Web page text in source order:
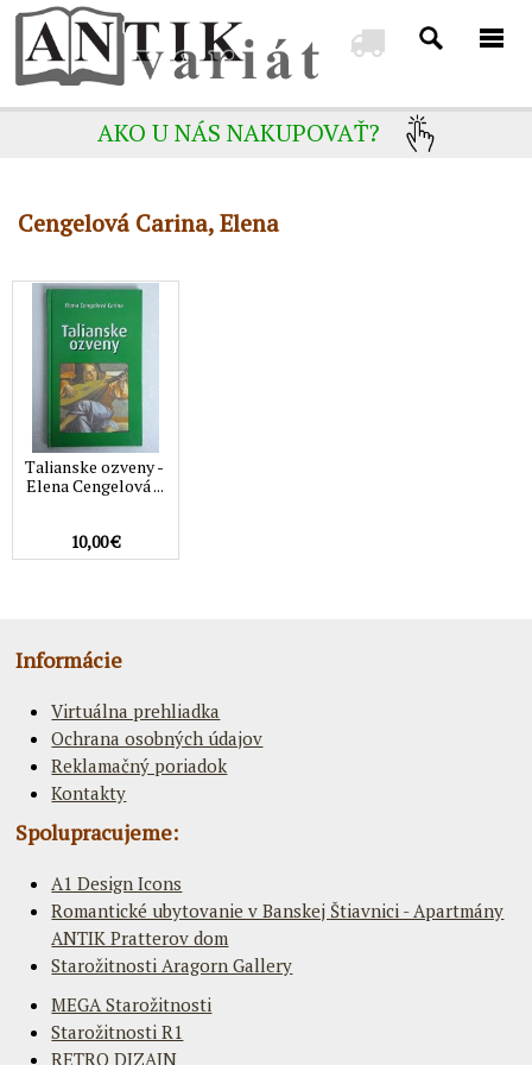
AKO U NÁS NAKUPOVAŤ?
Cengelová Carina, Elena
Talianske ozveny -
Elena Cengelová ...
10,00 €
Informácie
Virtuálna prehliadka
Ochrana osobných údajov
Reklamačný poriadok
Kontakty
Spolupracujeme:
A1 Design Icons
Romantické ubytovanie v Banskej Štiavnici - Apartmány
ANTIK Pratterov dom
Starožitnosti Aragorn Gallery
MEGA Starožitnosti
Starožitnosti R1
RETRO DIZAJN